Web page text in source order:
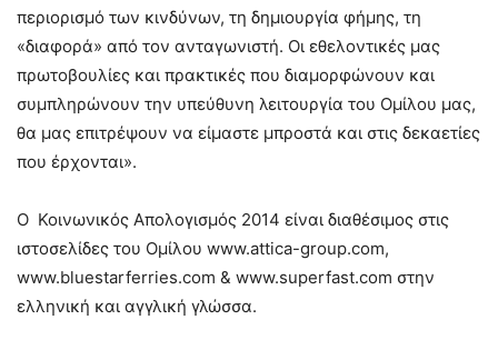
περιορισμό των κινδύνων, τη δημιουργία φήμης, τη
«διαφορά» από τον ανταγωνιστή. Οι εθελοντικές μας
πρωτοβουλίες και πρακτικές που διαμορφώνουν και
συμπληρώνουν την υπεύθυνη λειτουργία του Ομίλου μας,
θα μας επιτρέψουν να είμαστε μπροστά και στις δεκαετίες
που έρχονται».
Ο Κοινωνικός Απολογισμός 2014 είναι διαθέσιμος στις
ιστοσελίδες του Ομίλου www.attica-group.com,
www.bluestarferries.com & www.superfast.com στην
ελληνική και αγγλική γλώσσα.